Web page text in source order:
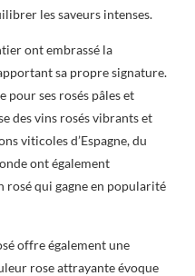
les saveurs intenses.
ont embrassé la
sa propre signature.
pour ses rosés pâles et
des vins rosés vibrants et
viticoles d’Espagne, du
ont également
rosé qui gagne en popularité
offre également une
rose attrayante évoque